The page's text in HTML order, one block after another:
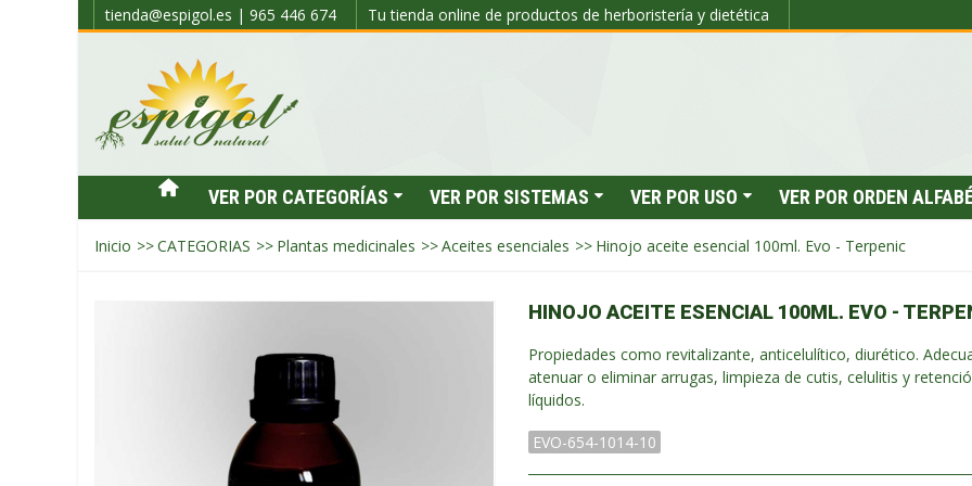
tienda@espigol.es | 965 446 674 Tu tienda online de productos de herboristería y dietética
VER POR CATEGORÍAS VER POR SISTEMAS VER POR USO VER POR ORDEN
Inicio >>CATEGORIAS >> Plantas medicinales >>Aceites esenciales >> Hinojo aceite esencial 100ml. Evo - Terpenic
HINOJO ACEITE ESENCIAL 100ML. EVO -
Propiedades como revitalizante, anticelulítico, diurético.
atenuar o eliminar arrugas, limpieza de cutis, celulitis y
líquidos.
EVO-654-1014-10